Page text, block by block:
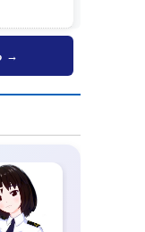
→